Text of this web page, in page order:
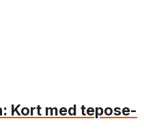
Kort med tepose-